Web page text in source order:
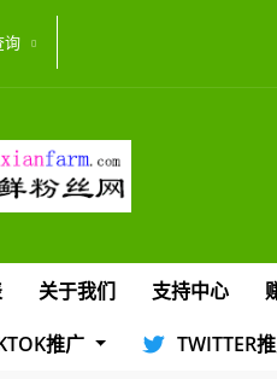
询
关于我们 支持中心
推广
TWITTER